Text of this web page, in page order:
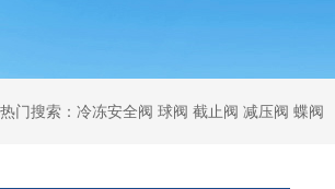
热门搜索：冷冻安全阀 球阀 截止阀 减压阀 蝶阀